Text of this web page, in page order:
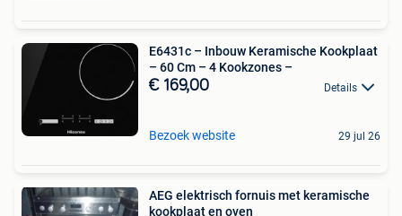
E6431c – Inbouw Keramische Kookplaat
– 60 Cm – 4 Kookzones –
€ 169,00 Details
Bezoek website 29 jul 26
AEG elektrisch fornuis met keramische
kookplaat en oven